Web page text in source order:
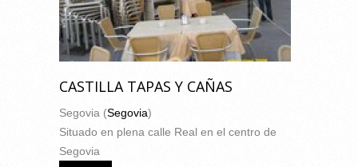
CASTILLA TAPAS Y CAÑAS
Segovia (Segovia)
Situado en plena calle Real en el centro de
Segovia